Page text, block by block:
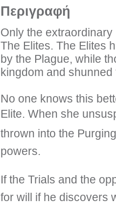
Περιγραφή
Only the
The Elites. The Elites
by the Plague, while
kingdom and shunned
No one knows this
Elite. When she
thrown into the
powers.
If the Trials and the
for will if he discovers